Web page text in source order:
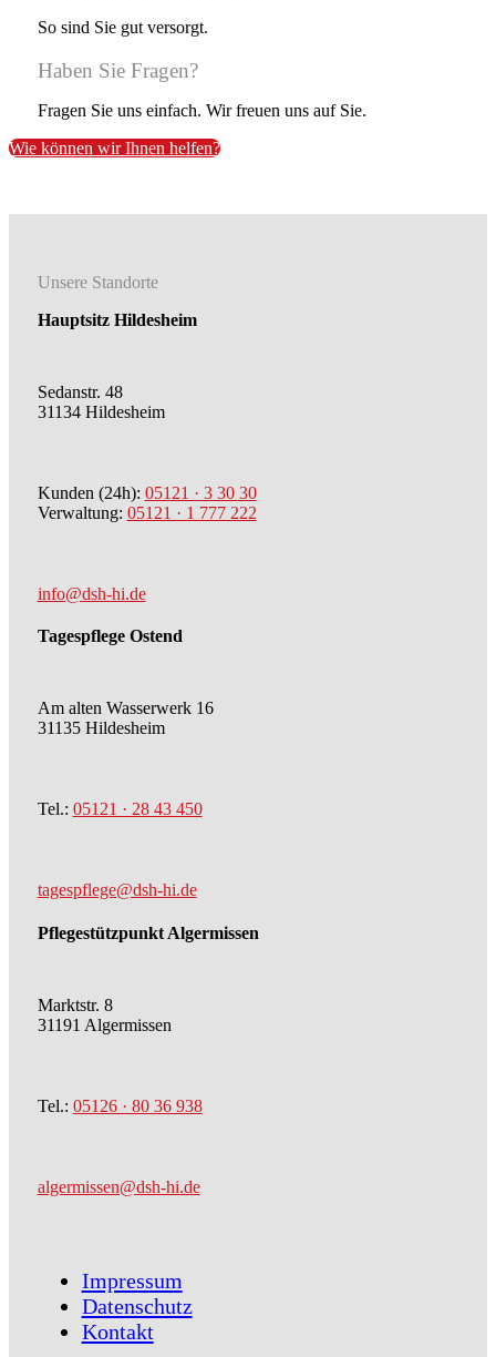
So sind Sie gut versorgt.
Haben Sie Fragen?
Fragen Sie uns einfach. Wir freuen uns auf Sie.
Wie können wir Ihnen helfen?
Unsere Standorte
Hauptsitz Hildesheim
Sedanstr. 48
31134 Hildesheim
Kunden (24h): 05121 · 3 30 30
Verwaltung: 05121 · 1 777 222
info@dsh-hi.de
Tagespflege Ostend
Am alten Wasserwerk 16
31135 Hildesheim
Tel.: 05121 · 28 43 450
tagespflege@dsh-hi.de
Pflegestützpunkt Algermissen
Marktstr. 8
31191 Algermissen
Tel.: 05126 · 80 36 938
algermissen@dsh-hi.de
Impressum
Datenschutz
Kontakt